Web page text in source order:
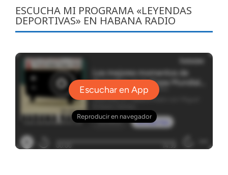
ESCUCHA MI PROGRAMA «LEYENDAS
DEPORTIVAS» EN HABANA RADIO